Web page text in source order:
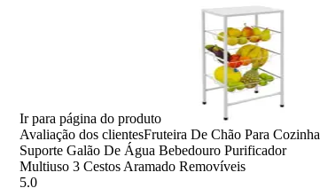
Ir para página do produto
Avaliação dos clientesFruteira De Chão Para Cozinha
Suporte Galão De Água Bebedouro Purificador
Multiuso 3 Cestos Aramado Removíveis
5.0